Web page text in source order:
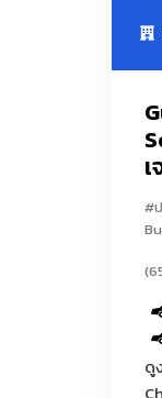
เ
ท
แ
ข
เ
#
ขับรถ ระหว่างสนามบิน
นมีคนขับรถรับ-ส่งบริก
ดู